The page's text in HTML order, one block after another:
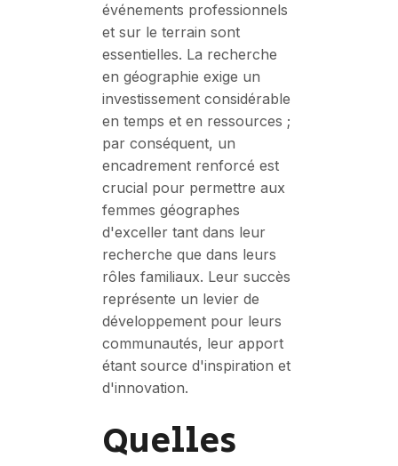
événements professionnels
et sur le terrain sont
essentielles. La recherche
en géographie exige un
investissement considérable
en temps et en ressources ;
par conséquent, un
encadrement renforcé est
crucial pour permettre aux
femmes géographes
d'exceller tant dans leur
recherche que dans leurs
rôles familiaux. Leur succès
représente un levier de
développement pour leurs
communautés, leur apport
étant source d'inspiration et
d'innovation.
Quelles